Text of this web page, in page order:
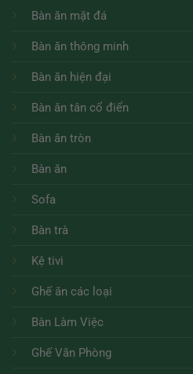
Bàn ăn mặt đá
Bàn ăn thông minh
Bàn ăn hiện đại
Bàn ăn tân cổ điển
Bàn ăn tròn
Bàn ăn
Sofa
Bàn trà
Kệ tivi
Ghế ăn các loại
Bàn Làm Việc
Ghế Văn Phòng